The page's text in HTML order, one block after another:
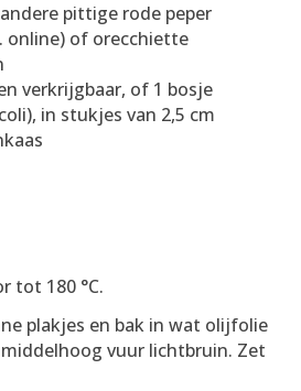
pittige rode peper
online) of orecchiette
verkrijgbaar, of 1 bosje
in stukjes van 2,5 cm
tot 180 °C.
plakjes en bak in wat olijfolie
vuur lichtbruin. Zet